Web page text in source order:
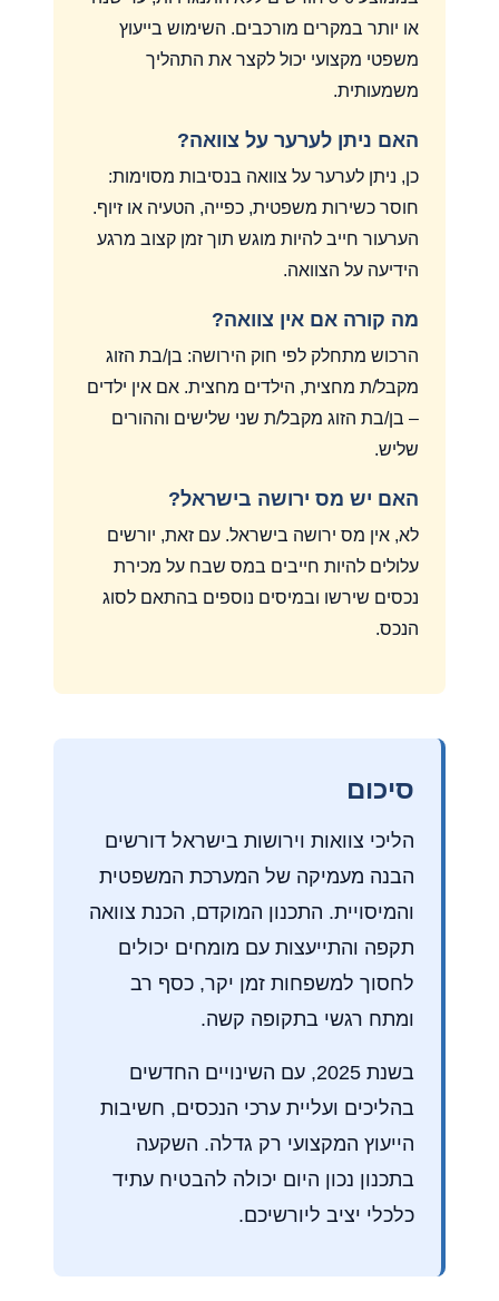
או יותר במקרים מורכבים. השימוש בייעוץ
משפטי מקצועי יכול לקצר את התהליך
משמעותית.
האם ניתן לערער על צוואה?
כן, ניתן לערער על צוואה בנסיבות מסוימות:
חוסר כשירות משפטית, כפייה, הטעיה או זיוף.
הערעור חייב להיות מוגש תוך זמן קצוב מרגע
הידיעה על הצוואה.
מה קורה אם אין צוואה?
הרכוש מתחלק לפי חוק הירושה: בן/בת הזוג
מקבל/ת מחצית, הילדים מחצית. אם אין ילדים
– בן/בת הזוג מקבל/ת שני שלישים וההורים
שליש.
האם יש מס ירושה בישראל?
לא, אין מס ירושה בישראל. עם זאת, יורשים
עלולים להיות חייבים במס שבח על מכירת
נכסים שירשו ובמיסים נוספים בהתאם לסוג
הנכס.
סיכום
הליכי צוואות וירושות בישראל דורשים
הבנה מעמיקה של המערכת המשפטית
והמיסויית. התכנון המוקדם, הכנת צוואה
תקפה והתייעצות עם מומחים יכולים
לחסוך למשפחות זמן יקר, כסף רב
ומתח רגשי בתקופה קשה.
בשנת 2025, עם השינויים החדשים
בהליכים ועליית ערכי הנכסים, חשיבות
הייעוץ המקצועי רק גדלה. השקעה
בתכנון נכון היום יכולה להבטיח עתיד
כלכלי יציב ליורשיכם.